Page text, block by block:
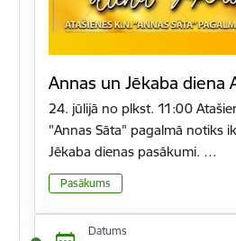
Annas un Jēkaba diena
24. jūlijā no plkst. 11:00
"Annas Sāta" pagalmā notiks
Jēkaba dienas pasākumi. …
Pasākums
Datums